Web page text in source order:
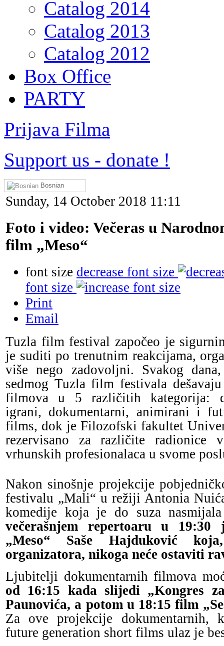
Catalog 2014
Catalog 2013
Catalog 2012
Box Office
PARTY
Prijava Filma
Support us - donate !
Bosnian
Sunday, 14 October 2018 11:11
Foto i video: Večeras u
film „Meso“
font size decrease font size
font size
Print
Email
Tuzla film festival započeo je
je suditi po trenutnim reakcijama,
više nego zadovoljni. Svakog
sedmog Tuzla film festivala
filmova u 5 različitih kategorija:
igrani, dokumentarni, animirani i
films, dok je Filozofski fakultet
rezervisano za različite radionice
vrhunskih profesionalaca u svome
Nakon sinošnje projekcije
festivalu „Mali“ u režiji Antonia
komedije koja je do suza
večerašnjem repertoaru u
„Meso“ Saše Hajduković
organizatora, nikoga neće ostaviti
Ljubitelji dokumentarnih filmova
od 16:15 kada slijedi „Kongres
Paunovića, a potom u 18:15 film
Za ove projekcije dokumentarnih,
future generation short films ulaz je